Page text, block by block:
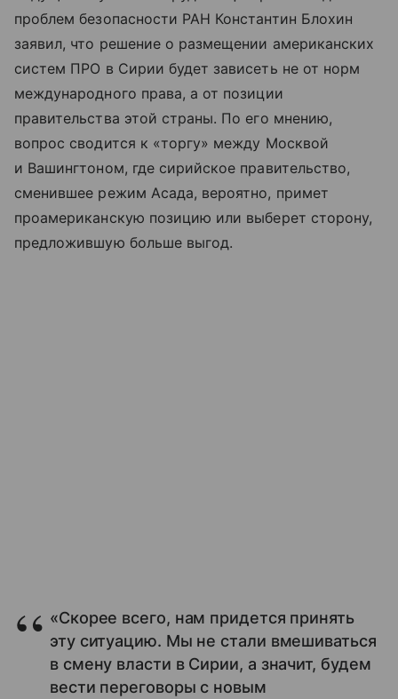
проблем безопасности РАН Константин Блохин
заявил, что решение о размещении американских
систем ПРО в Сирии будет зависеть не от норм
международного права, а от позиции
правительства этой страны. По его мнению,
вопрос сводится к «торгу» между Москвой
и Вашингтоном, где сирийское правительство,
сменившее режим Асада, вероятно, примет
проамериканскую позицию или выберет сторону,
предложившую больше выгод.
«Скорее всего, нам придется принять
эту ситуацию. Мы не стали вмешиваться
в смену власти в Сирии, а значит, будем
вести переговоры с новым